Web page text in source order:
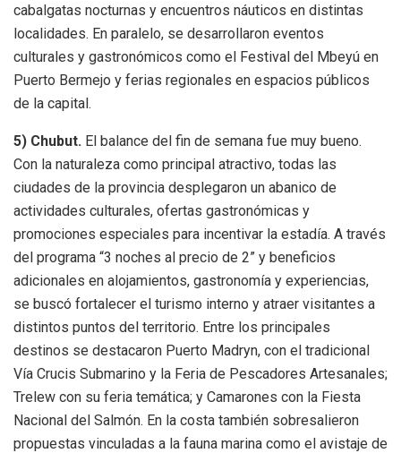
cabalgatas nocturnas y encuentros náuticos en distintas
localidades. En paralelo, se desarrollaron eventos
culturales y gastronómicos como el Festival del Mbeyú en
Puerto Bermejo y ferias regionales en espacios públicos
de la capital.
5) Chubut. El balance del fin de semana fue muy bueno.
Con la naturaleza como principal atractivo, todas las
ciudades de la provincia desplegaron un abanico de
actividades culturales, ofertas gastronómicas y
promociones especiales para incentivar la estadía. A través
del programa “3 noches al precio de 2” y beneficios
adicionales en alojamientos, gastronomía y experiencias,
se buscó fortalecer el turismo interno y atraer visitantes a
distintos puntos del territorio. Entre los principales
destinos se destacaron Puerto Madryn, con el tradicional
Vía Crucis Submarino y la Feria de Pescadores Artesanales;
Trelew con su feria temática; y Camarones con la Fiesta
Nacional del Salmón. En la costa también sobresalieron
propuestas vinculadas a la fauna marina como el avistaje de